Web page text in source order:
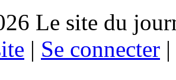
Le site du
| Se connecter |